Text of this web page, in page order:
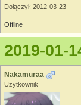
Dołączył: 2012-03-23
Offline
2019-01-
Nakamuraa
Użytkownik